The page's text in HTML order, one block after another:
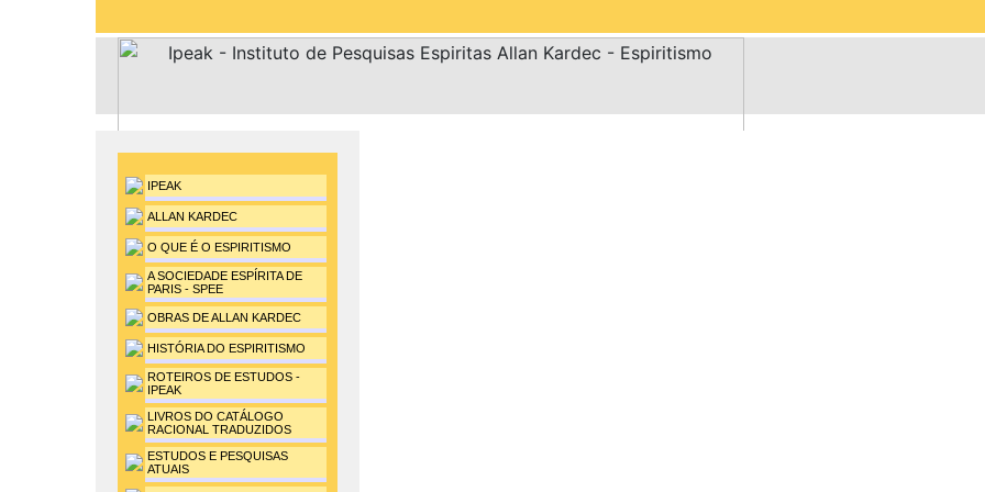
IPEAK
ALLAN KARDEC
O QUE É O ESPIRITISMO
A SOCIEDADE ESPÍRITA DE
PARIS - SPEE
OBRAS DE ALLAN KARDEC
HISTÓRIA DO ESPIRITISMO
ROTEIROS DE ESTUDOS -
IPEAK
LIVROS DO CATÁLOGO
RACIONAL TRADUZIDOS
ESTUDOS E PESQUISAS
ATUAIS